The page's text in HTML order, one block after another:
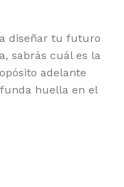
diseñar tu futuro
sabrás cuál es la
adelante
huella en el